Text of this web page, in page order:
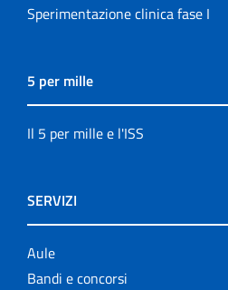
Sperimentazione clinica fase I
5 per mille
Il 5 per mille e l'ISS
SERVIZI
Aule
Bandi e concorsi